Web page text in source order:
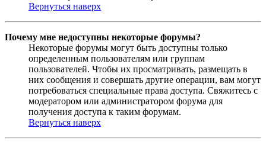
Вернуться наверх
Почему мне недоступны некоторые форумы?
Некоторые форумы могут быть доступны только
определенным пользователям или группам
пользователей. Чтобы их просматривать, размещать в
них сообщения и совершать другие операции, вам могут
потребоваться специальные права доступа. Свяжитесь с
модератором или администратором форума для
получения доступа к таким форумам.
Вернуться наверх